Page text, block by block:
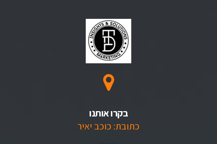
בקרו אותנו
כתובת: כוכב יאיר